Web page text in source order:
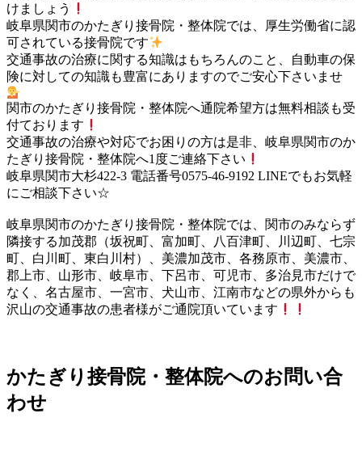
けましょう
岐阜県関市のかたぎり接骨院・整体院では、厚生労働省に認
可されている接骨院です
交通事故の治療に関する知識はもちろんのこと、自動車の保
険に対しての知識も豊富にありますのでご安心下さいませ
関市のかたぎり接骨院・整体院へ通院希望方は無料相談も受
付ております
交通事故の治療や対応でお困りの方は是非、岐阜県関市のか
たぎり接骨院・整体院へ1度ご連絡下さい
岐阜県関市大杉422-3 電話番号0575-46-9192 LINEでもお気軽
にご相談下さい☆
岐阜県関市のかたぎり接骨院・整体院では、関市のみならず
隣接する加茂郡（坂祝町、富加町、八百津町、川辺町、七宗
町、白川町、東白川村）、美濃加茂市、各務原市、美濃市、
郡上市、山形市、岐阜市、下呂市、可児市、多治見市だけで
なく、名古屋市、一宮市、犬山市、江南市などの県外からも
沢山の交通事故の患者様がご通院頂いています
かたぎり接骨院・整体院へのお問い合
わせ